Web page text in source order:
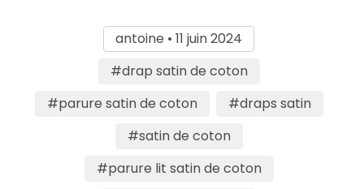
antoine • 11 juin 2024
#drap satin de coton
#parure satin de coton
#draps satin
#satin de coton
#parure lit satin de coton